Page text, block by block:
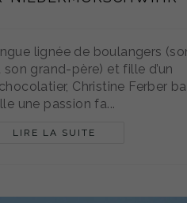
lignée de boulangers
grand-père) et fille d’un
Christine Ferber
une passion fa...
LIRE LA SUITE